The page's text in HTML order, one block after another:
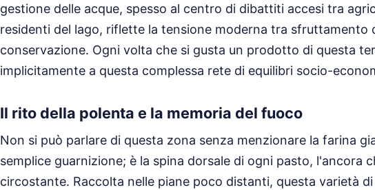
gestione delle acque, spesso al centro di dibattiti accesi tra
residenti del lago, riflette la tensione moderna tra sfruttamento
conservazione. Ogni volta che si gusta un prodotto di questa
implicitamente a questa complessa rete di equilibri socio-
Il rito della polenta e la memoria del fuoco
Non si può parlare di questa zona senza menzionare la farina
semplice guarnizione; è la spina dorsale di ogni pasto, l'ancora
circostante. Raccolta nelle piane poco distanti, questa varietà